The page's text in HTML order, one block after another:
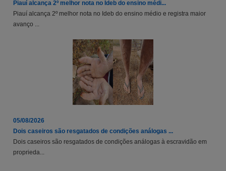
Piauí alcança 2º melhor nota no Ideb do ensino médi...
Piauí alcança 2º melhor nota no Ideb do ensino médio e registra maior
avanço ...
05/08/2026
Dois caseiros são resgatados de condições análogas ...
Dois caseiros são resgatados de condições análogas à escravidão em
proprieda...